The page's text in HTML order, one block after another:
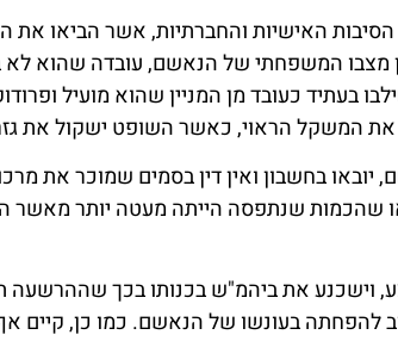
האישיות והחברתיות, אשר הביאו את
מצבו המשפחתי של הנאשם, עובדה שהוא לא
בעתיד כעובד מן המניין שהוא מועיל
את המשקל הראוי, כאשר השופט ישקול את
יובאו בחשבון ואין דין בסמים שמוכר את
שהכמות שנתפסה הייתה מעטה יותר מאשר
וישכנע את ביהמ"ש בכנותו בכך שההרשעה
להפחתה בעונשו של הנאשם. כמו כן, קיים